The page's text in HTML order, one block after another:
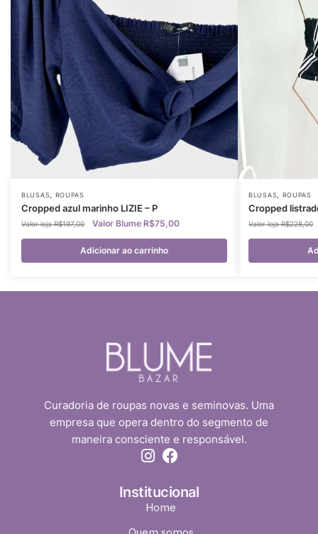
BLUSAS, ROUPAS
Cropped azul marinho LIZIE – P
R$197,00 R$75,00
Adicionar ao carrinho
BLUSAS, ROUPAS
Cropped
R$228,00
Curadoria de roupas novas e seminovas. Uma
empresa que opera dentro do segmento de
maneira consciente e responsável.
Institucional
Home